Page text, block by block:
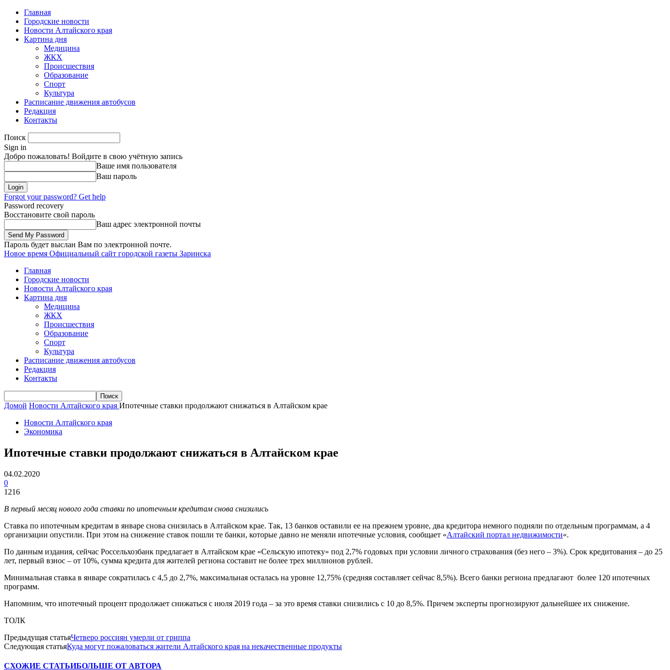
Главная
Городские новости
Новости Алтайского края
Картина дня
Медицина
ЖКХ
Происшествия
Образование
Спорт
Культура
Расписание движения автобусов
Редакция
Контакты
Поиск
Sign in
Добро пожаловать! Войдите в свою учётную запись
Ваше имя пользователя
Ваш пароль
Forgot your password? Get help
Password recovery
Восстановите свой пароль
Ваш адрес электронной почты
Пароль будет выслан Вам по электронной почте.
Новое время Официальный сайт городской газеты Заринска
Главная
Городские новости
Новости Алтайского края
Картина дня
Медицина
ЖКХ
Происшествия
Образование
Спорт
Культура
Расписание движения автобусов
Редакция
Контакты
Домой Новости Алтайского края Ипотечные ставки продолжают снижаться в Алтайском крае
Новости Алтайского края
Экономика
Ипотечные ставки продолжают снижаться в Алтайском крае
04.02.2020
0
1216
В первый месяц нового года ставки по ипотечным кредитам снова снизились
Ставка по ипотечным кредитам в январе снова снизилась в Алтайском крае. Так, 13 банков оставили ее на прежнем уровне, два кредитора немного подняли по отдельным программам, а 4
организации опустили. При этом на снижение ставок пошли те банки, которые давно не меняли ипотечные условия, сообщает «Алтайский портал недвижимости«.
По данным издания, сейчас Россельхозбанк предлагает в Алтайском крае «Сельскую ипотеку» под 2,7% годовых при условии личного страхования (без него – 3%). Срок кредитования – до 25
лет, первый взнос – от 10%, сумма кредита для жителей региона составит не более трех миллионов рублей.
Минимальная ставка в январе сократилась с 4,5 до 2,7%, максимальная осталась на уровне 12,75% (средняя составляет сейчас 8,5%). Всего банки региона предлагают более 120 ипотечных
программ.
Напомним, что ипотечный процент продолжает снижаться с июля 2019 года – за это время ставки снизились с 10 до 8,5%. Причем эксперты прогнозируют дальнейшее их снижение.
ТОЛК
Предыдущая статьяЧетверо россиян умерли от гриппа
Следующая статьяКуда могут пожаловаться жители Алтайского края на некачественные продукты
СХОЖИЕ СТАТЬИБОЛЬШЕ ОТ АВТОРА